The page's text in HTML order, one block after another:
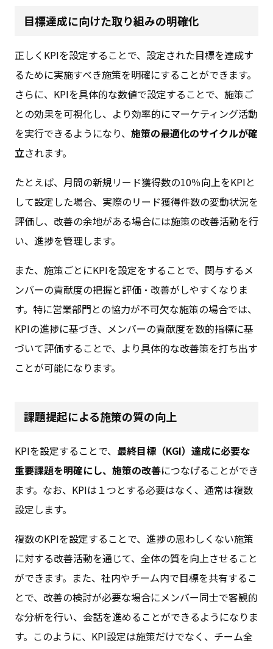
目標達成に向けた取り組みの明確化
正しくKPIを設定することで、 設定された目標を達成す
るために実施すべき施策を明確にすることができます。
さらに、KPIを具体的な数値で設定することで、施策ご
との効果を可視化し、より効率的にマーケティング活動
を実行できるようになり、 施策の最適化のサイクルが確
立されます。
たとえば、月間の新規リード獲得数の10％向上をKPIと
して設定した場合、実際のリード獲得件数の変動状況を
評価し、改善の余地がある場合には施策の改善活動を行
い、進捗を管理します。​
また、施策ごとにKPIを設定をすることで、関与するメ
ンバーの貢献度の把握と評価・改善がしやすくなりま
す。特に営業部門との協力が不可欠な施策の場合では、
KPIの進捗に基づき、メンバーの貢献度を数的指標に基
づいて評価することで、より具体的な改善策を打ち出す
ことが可能になります。
課題提起による施策の質の向上
KPIを設定することで、 最終目標（KGI）達成に必要な
重要課題を明確にし、施策の改善につなげることができ
ます。なお、KPIは１つとする必要はなく、通常は複数
設定します。
複数のKPIを設定することで、進捗の思わしくない施策
に対する改善活動を通じて、全体の質を向上させること
ができます。また、社内やチーム内で目標を共有するこ
とで、改善の検討が必要な場合にメンバー同士で客観的
な分析を行い、会話を進めることができるようになりま
す。このように、KPI設定は施策だけでなく、チーム全